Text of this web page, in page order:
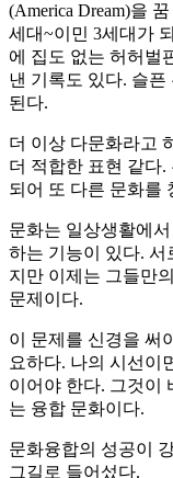
(America Dream)을
세대~이민 3세대가
에 집도 없는 허허벌
낸 기록도 있다. 슬
된다.
더 이상 다문화라고
더 적합한 표현 같다
되어 또 다른 문화를
문화는 일상생활에
하는 기능이 있다.
지만 이제는 그들만
문제이다.
이 문제를 신경을 써
요하다. 나의 시선이
이어야 한다. 그것이
는 융합 문화이다.
문화융합의 성공이
그길로 들어섰다.